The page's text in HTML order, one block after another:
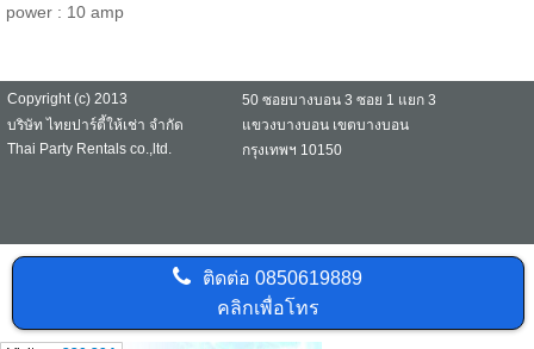
power : 10 amp
Copyright (c) 2013
50 ซอยบางบอน 3 ซอย 1 แยก 3
บริษัท ไทยปาร์ตี้ให้เช่า จำกัด
แขวงบางบอน เขตบางบอน
Thai Party Rentals co.,ltd.
กรุงเทพฯ 10150
ติดต่อ0850619889
คลิกเพื่อโทร